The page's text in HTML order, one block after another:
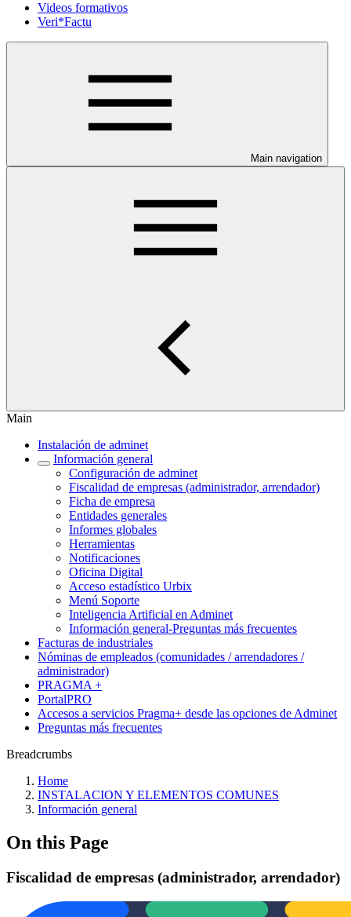
Videos formativos
Veri*Factu
Main navigation
Main
Instalación de adminet
Información general
Configuración de adminet
Fiscalidad de empresas (administrador, arrendador)
Ficha de empresa
Entidades generales
Informes globales
Herramientas
Notificaciones
Oficina Digital
Acceso estadístico Urbix
Menú Soporte
Inteligencia Artificial en Adminet
Información general-Preguntas más frecuentes
Facturas de industriales
Nóminas de empleados (comunidades / arrendadores /
administrador)
PRAGMA +
PortalPRO
Accesos a servicios Pragma+ desde las opciones de Adminet
Preguntas más frecuentes
Breadcrumbs
Home
INSTALACION Y ELEMENTOS COMUNES
Información general
On this Page
Fiscalidad de empresas (administrador, arrendador)